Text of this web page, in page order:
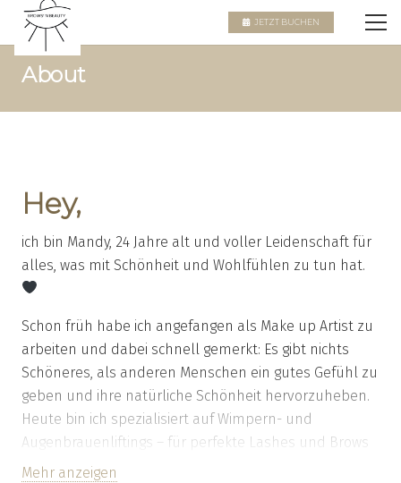
JETZT BUCHEN
About
Hey,
ich bin Mandy, 24 Jahre alt und voller Leidenschaft für
alles, was mit Schönheit und Wohlfühlen zu tun hat.
Schon früh habe ich angefangen als Make up Artist zu
arbeiten und dabei schnell gemerkt: Es gibt nichts
Schöneres, als anderen Menschen ein gutes Gefühl zu
geben und ihre natürliche Schönheit hervorzuheben.
Heute bin ich spezialisiert auf Wimpern- und
Augenbrauenliftings – für perfekte Lashes und Brows
bist du bei mir in besten Händen.
Mehr anzeigen